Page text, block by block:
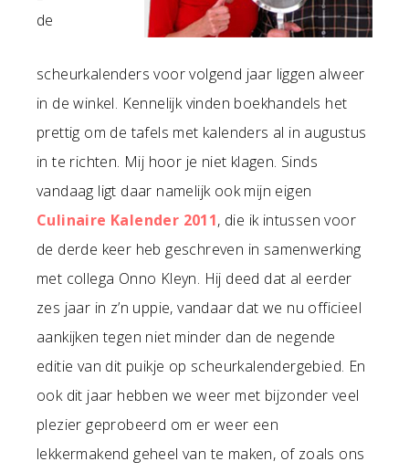
de
scheurkalenders voor volgend jaar liggen alweer
in de winkel. Kennelijk vinden boekhandels het
prettig om de tafels met kalenders al in augustus
in te richten. Mij hoor je niet klagen. Sinds
vandaag ligt daar namelijk ook mijn eigen
Culinaire Kalender 2011, die ik intussen voor
de derde keer heb geschreven in samenwerking
met collega Onno Kleyn. Hij deed dat al eerder
zes jaar in z’n uppie, vandaar dat we nu officieel
aankijken tegen niet minder dan de negende
editie van dit puikje op scheurkalendergebied. En
ook dit jaar hebben we weer met bijzonder veel
plezier geprobeerd om er weer een
lekkermakend geheel van te maken, of zoals ons